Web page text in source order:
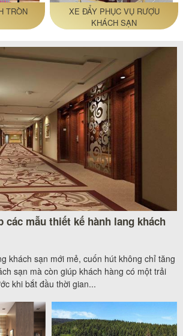
TRÒN
XE ĐẨY PHỤC VỤ RƯỢU
KHÁCH SẠN
các mẫu thiết kế hành lang khách
khách sạn mới mẻ, cuốn hút không chỉ tăng
sạn mà còn giúp khách hàng có một trải
khi bắt đầu thời gian...